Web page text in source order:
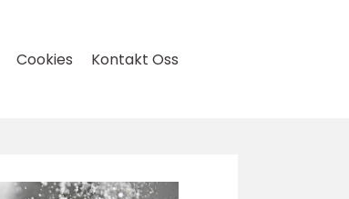
Cookies Kontakt Oss